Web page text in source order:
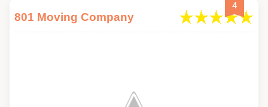
4
801 Moving Company